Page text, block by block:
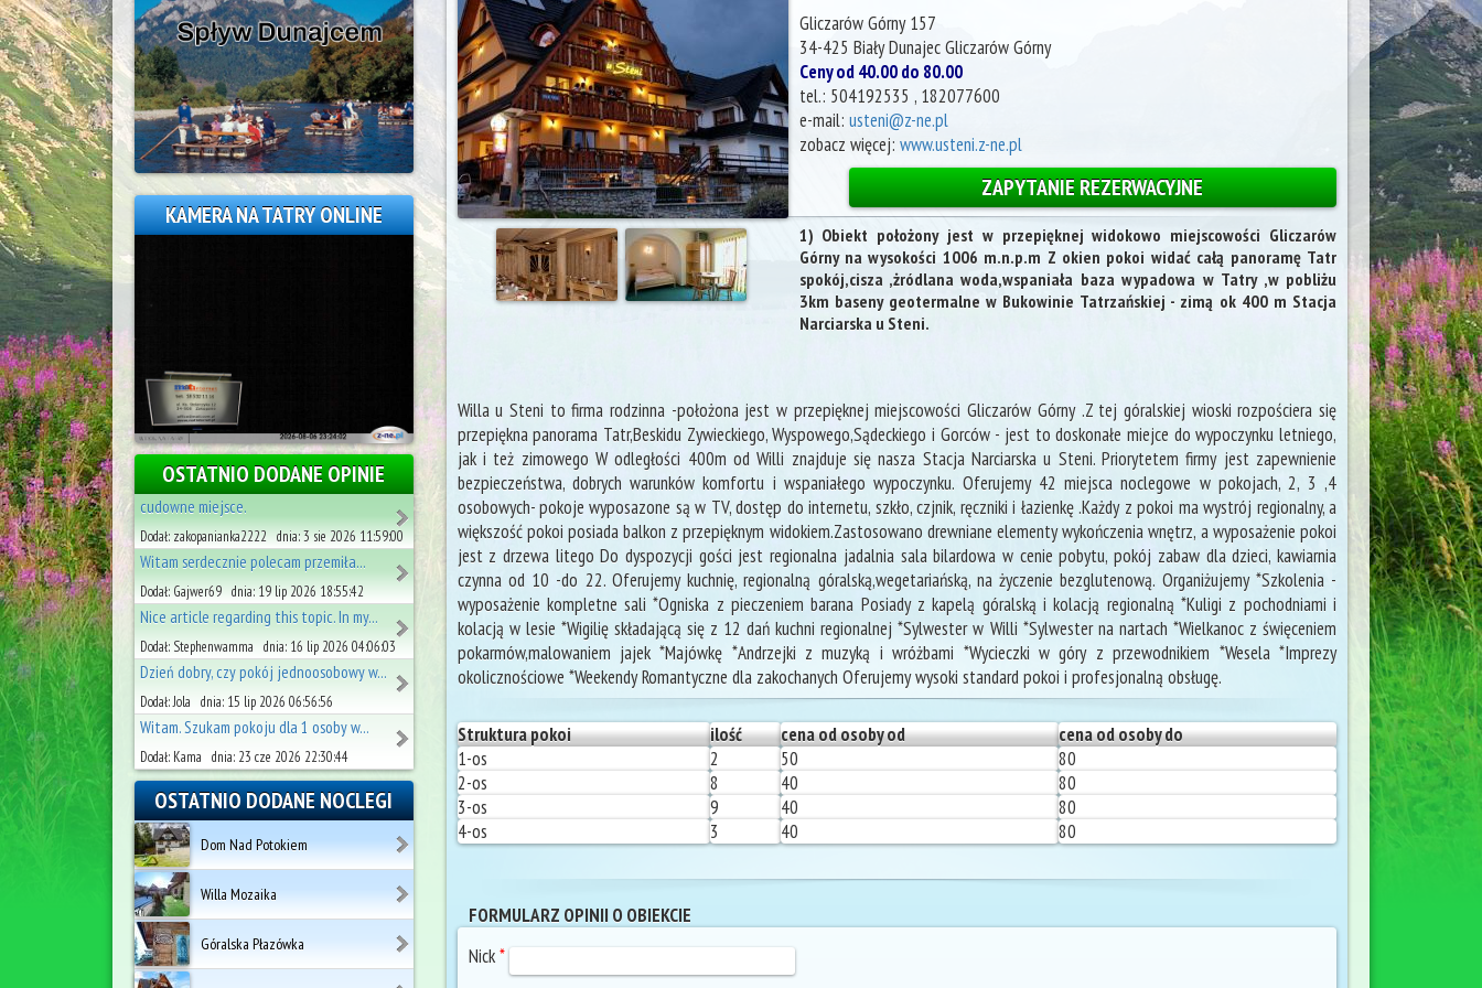
Gliczarów Górny 157
34-425 Biały Dunajec Gliczarów Górny
Ceny od 40.00 do 80.00
tel.: 504192535 , 182077600
e-mail: usteni@z-ne.pl
zobacz więcej: www.usteni.z-ne.pl
ZAPYTANIE REZERWACYJNE
1) Obiekt położony jest w przepięknej widokowo miejscowości Gliczarów
Górny na wysokości 1006 m.n.p.m Z okien pokoi widać całą panoramę Tatr
spokój,cisza ,żródlana woda,wspaniała baza wypadowa w Tatry ,w pobliżu
3km baseny geotermalne w Bukowinie Tatrzańskiej - zimą ok 400 m Stacja
Narciarska u Steni.
Willa u Steni to firma rodzinna -położona jest w przepięknej miejscowości Gliczarów Górny .Z tej góralskiej wioski rozpościera się
przepiękna panorama Tatr,Beskidu Zywieckiego, Wyspowego,Sądeckiego i Gorców - jest to doskonałe miejce do wypoczynku letniego,
jak i też zimowego W odległości 400m od Willi znajduje się nasza Stacja Narciarska u Steni. Priorytetem firmy jest zapewnienie
bezpieczeństwa, dobrych warunków komfortu i wspaniałego wypoczynku. Oferujemy 42 miejsca noclegowe w pokojach, 2, 3 ,4
osobowych- pokoje wyposazone są w TV, dostęp do internetu, szkło, czjnik, ręczniki i łazienkę .Każdy z pokoi ma wystrój regionalny, a
większość pokoi posiada balkon z przepięknym widokiem.Zastosowano drewniane elementy wykończenia wnętrz, a wyposażenie pokoi
jest z drzewa litego Do dyspozycji gości jest regionalna jadalnia sala bilardowa w cenie pobytu, pokój zabaw dla dzieci, kawiarnia
czynna od 10 -do 22. Oferujemy kuchnię, regionalną góralską,wegetariańską, na życzenie bezglutenową. Organiżujemy *Szkolenia -
wyposażenie kompletne sali *Ogniska z pieczeniem barana Posiady z kapelą góralską i kolacją regionalną *Kuligi z pochodniami i
kolacją w lesie *Wigilię składającą się z 12 dań kuchni regionalnej *Sylwester w Willi *Sylwester na nartach *Wielkanoc z święceniem
pokarmów,malowaniem jajek *Majówkę *Andrzejki z muzyką i wróżbami *Wycieczki w góry z przewodnikiem *Wesela *Imprezy
okolicznościowe *Weekendy Romantyczne dla zakochanych Oferujemy wysoki standard pokoi i profesjonalną obsługę.
Struktura pokoi ilość cena od osoby od
cena od osoby do
1-os
2 50
80
2-os
8 40
80
3-os
9 40
80
4-os
3 40 80
FORMULARZ OPINII O OBIEKCIE
Nick*
KAMERA NA TATRY ONLINE
OSTATNIO DODANE OPINIE
cudowne miejsce.
Dodał: zakopanianka2222 dnia: 3 sie 2026 11:59:00
Witam serdecznie polecam przemiła...
Dodał: Gajwer69 dnia: 19 lip 2026 18:55:42
Nice article regarding this topic. In my...
Dodał: Stephenwamma dnia: 16 lip 2026 04:06:03
Dzień dobry, czy pokój jednoosobowy w...
Dodał: Jola dnia: 15 lip 2026 06:56:56
Witam. Szukam pokoju dla 1 osoby w...
Dodał: Kama dnia: 23 cze 2026 22:30:44
OSTATNIO DODANE NOCLEGI
Dom Nad Potokiem
Willa Mozaika
Góralska Płazówka